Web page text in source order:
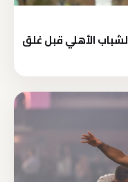
الأهلي قبل غلق